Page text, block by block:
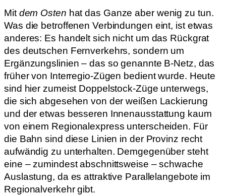
Mit dem Osten hat das Ganze aber wenig zu tun.
Was die betroffenen Verbindungen eint, ist etwas
anderes: Es handelt sich nicht um das Rückgrat
des deutschen Fernverkehrs, sondern um
Ergänzungslinien – das so genannte B-Netz, das
früher von Interregio-Zügen bedient wurde. Heute
sind hier zumeist Doppelstock-Züge unterwegs,
die sich abgesehen von der weißen Lackierung
und der etwas besseren Innenausstattung kaum
von einem Regionalexpress unterscheiden. Für
die Bahn sind diese Linien in der Provinz recht
aufwändig zu unterhalten. Demgegenüber steht
eine – zumindest abschnittsweise – schwache
Auslastung, da es attraktive Parallelangebote im
Regionalverkehr gibt.